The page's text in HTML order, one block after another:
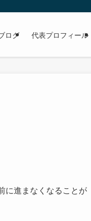
ログ 代表プロフィール
に進まなくなることが